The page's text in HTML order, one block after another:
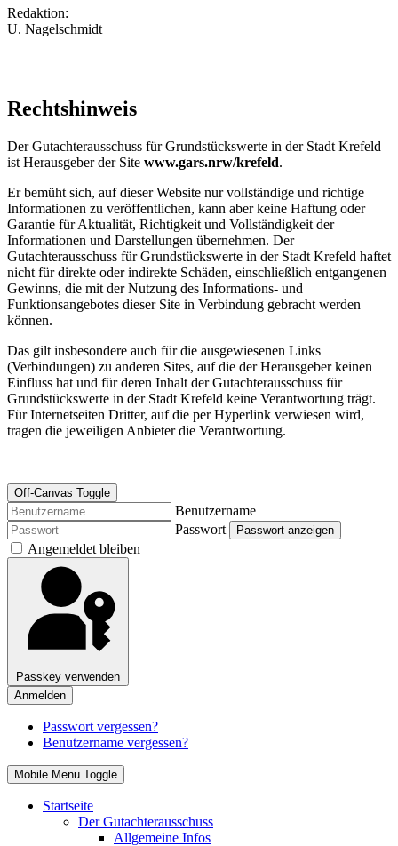
Redaktion:
U. Nagelschmidt
Rechtshinweis
Der Gutachterausschuss für Grundstückswerte in der Stadt Krefeld
ist Herausgeber der Site www.gars.nrw/krefeld.
Er bemüht sich, auf dieser Website nur vollständige und richtige
Informationen zu veröffentlichen, kann aber keine Haftung oder
Garantie für Aktualität, Richtigkeit und Vollständigkeit der
Informationen und Darstellungen übernehmen. Der
Gutachterausschuss für Grundstückswerte in der Stadt Krefeld haftet
nicht für direkte oder indirekte Schäden, einschließlich entgangenen
Gewinns, die mit der Nutzung des Informations- und
Funktionsangebotes dieser Site in Verbindung gebracht werden
können.
Das gilt insbesondere auch für die ausgewiesenen Links
(Verbindungen) zu anderen Sites, auf die der Herausgeber keinen
Einfluss hat und für deren Inhalt der Gutachterausschuss für
Grundstückswerte in der Stadt Krefeld keine Verantwortung trägt.
Für Internetseiten Dritter, auf die per Hyperlink verwiesen wird,
tragen die jeweiligen Anbieter die Verantwortung.
Off-Canvas Toggle
Benutzername
Passwort
Passwort anzeigen
Angemeldet bleiben
Passkey verwenden
Anmelden
Passwort vergessen?
Benutzername vergessen?
Mobile Menu Toggle
Startseite
Der Gutachterausschuss
Allgemeine Infos